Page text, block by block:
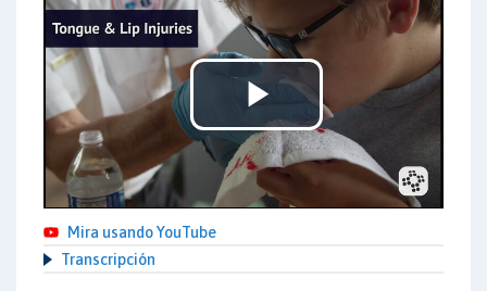
Play
Video
Mira usando YouTube
Transcripción